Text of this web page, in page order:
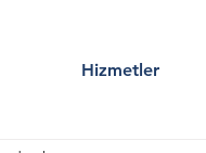
Hizmetler